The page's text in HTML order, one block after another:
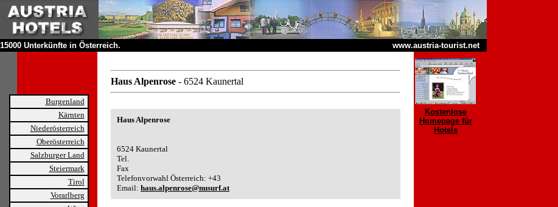
15000 Unterkünfte in Österreich. www.austria-tourist.net
Burgenland
Kärnten
Niederösterreich
Oberösterreich
Salzburger Land
Steiermark
Tirol
Vorarlberg
Haus Alpenrose - 6524 Kaunertal
Haus Alpenrose
6524 Kaunertal
Tel.
Fax
Telefonvorwahl Österreich: +43
Email: haus.alpenrose@nusurf.at
Kostenlose
Homepage für
Hotels